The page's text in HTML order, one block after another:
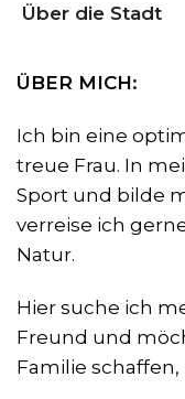
Über die Stadt
ÜBER MICH:
Ich bin eine
treue Frau. In
Sport und bilde
verreise ich
Natur.
Hier suche ich
Freund und
Familie